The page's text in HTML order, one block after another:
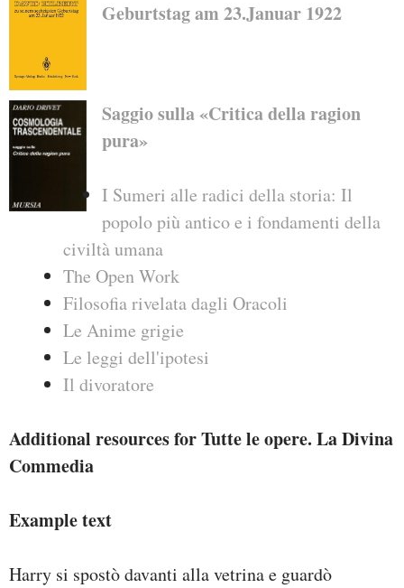
Geburtstag am 23.Januar 1922
Saggio sulla «Critica della ragion
pura»
I Sumeri alle radici della storia: Il
popolo più antico e i fondamenti della
civiltà umana
The Open Work
Filosofia rivelata dagli Oracoli
Le Anime grigie
Le leggi dell'ipotesi
Il divoratore
Additional resources for Tutte le opere. La Divina
Commedia
Example text
Harry si spostò davanti alla vetrina e guardò